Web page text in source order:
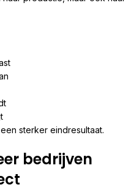
sterker eindresultaat.
bedrijven